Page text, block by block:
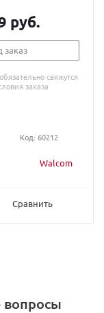
Walcom
Сравнить
руб.
заказ
свяжутся
заказа
Код: 60212
вопросы